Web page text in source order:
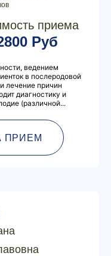
приема
Руб
ведением
в послеродовой
лечение причин
диагностику и
(различной...
ПРИЕМ